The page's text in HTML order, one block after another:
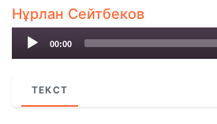
Нұрлан Сейтбеков
Audio
00:00
ТЕКСТ